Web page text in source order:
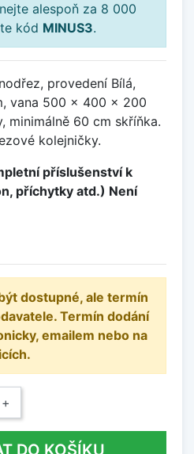
alespoň za 8 000
kód MINUS3.
provedení Bílá,
vana 500 x 400 x 200
minimálně 60 cm skříňka.
kolejničky.
příslušenství k
příchytky atd.) Není
dostupné, ale termín
Termín dodání
emailem nebo na
+